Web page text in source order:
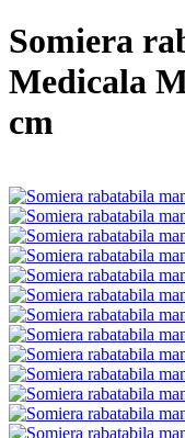
Somiera
Medicala
cm